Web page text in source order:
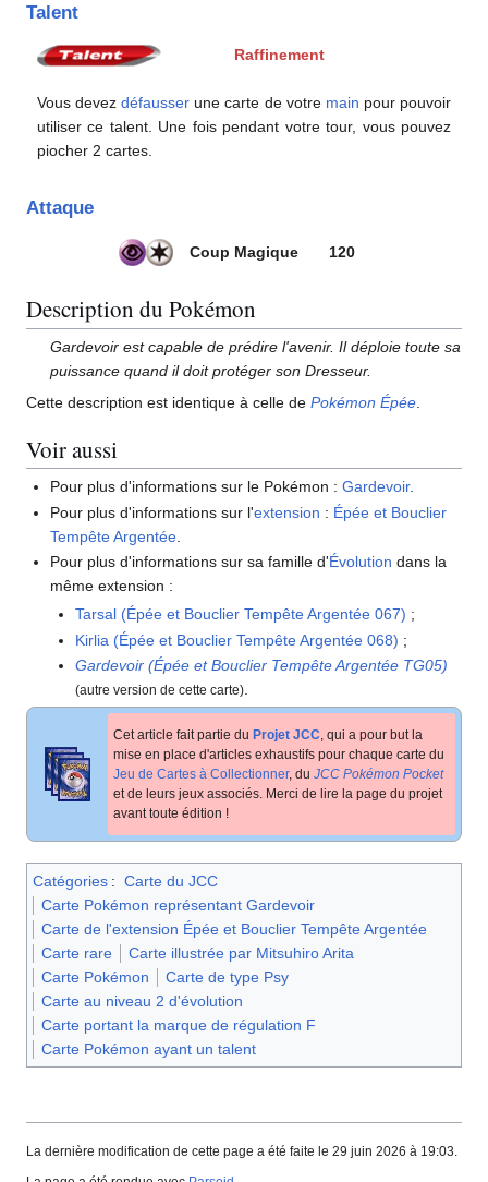
Talent
Raffinement
Vous devezdéfausser une carte de votre main pour pouvoir
utiliser ce talent. Une fois pendant votre tour, vous pouvez
piocher 2 cartes.
Attaque
Coup Magique 120
Description du Pokémon
Gardevoir est capable de prédire l'avenir. Il déploie toute sa
puissance quand il doit protéger son Dresseur.
Cette description est identique à celle de Pokémon Épée
Voir aussi
Pour plus d'informations sur le Pokémon :Gardevoir.
Pour plus d'informations sur l'extension : Épée et Bouclier
Tempête Argentée
Pour plus d'informations sur sa famille d'Évolution dans la
même extension :
Tarsal (Épée et Bouclier Tempête Argentée 067) ;
Kirlia (Épée et Bouclier Tempête Argentée 068) ;
Gardevoir (Épée et Bouclier Tempête Argentée TG05)
(autre version de cette carte).
Cet article fait partie du Projet JCC, qui a pour but la
mise en place d'articles exhaustifs pour chaque carte du
Jeu de Cartes à Collectionner, du JCC Pokémon Pocket
et de leurs jeux associés. Merci de lire la page du projet
avant toute édition !
Catégories : Carte du JCC
Carte Pokémon représentant Gardevoir
Carte de l'extension Épée et Bouclier Tempête Argentée
Carte rare
Carte illustrée par Mitsuhiro Arita
Carte Pokémon
Carte de type Psy
Carte au niveau 2 d'évolution
Carte portant la marque de régulation F
Carte Pokémon ayant un talent
La dernière modification de cette page a été faite le 29 juin 2026 à 19:03.